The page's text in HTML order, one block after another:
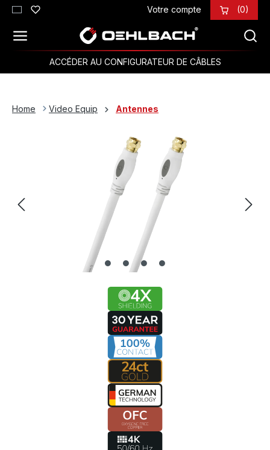
Passer au contenu principal Votre compte (0)
ACCÉDER AU CONFIGURATEUR DE CÂBLES
Home Video Equip Antennes